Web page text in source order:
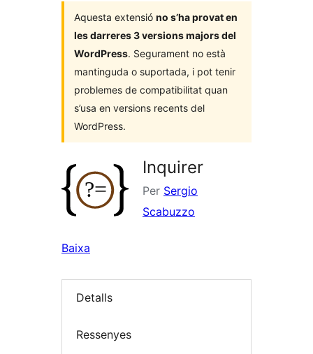
Aquesta extensió no s’ha provat en
les darreres 3 versions majors del
WordPress. Segurament no està
mantinguda o suportada, i pot tenir
problemes de compatibilitat quan
s’usa en versions recents del
WordPress.
Inquirer
Per Sergio
Scabuzzo
Baixa
Detalls
Ressenyes